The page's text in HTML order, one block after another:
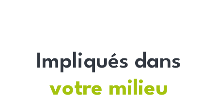
Impliqués dans
votre milieu